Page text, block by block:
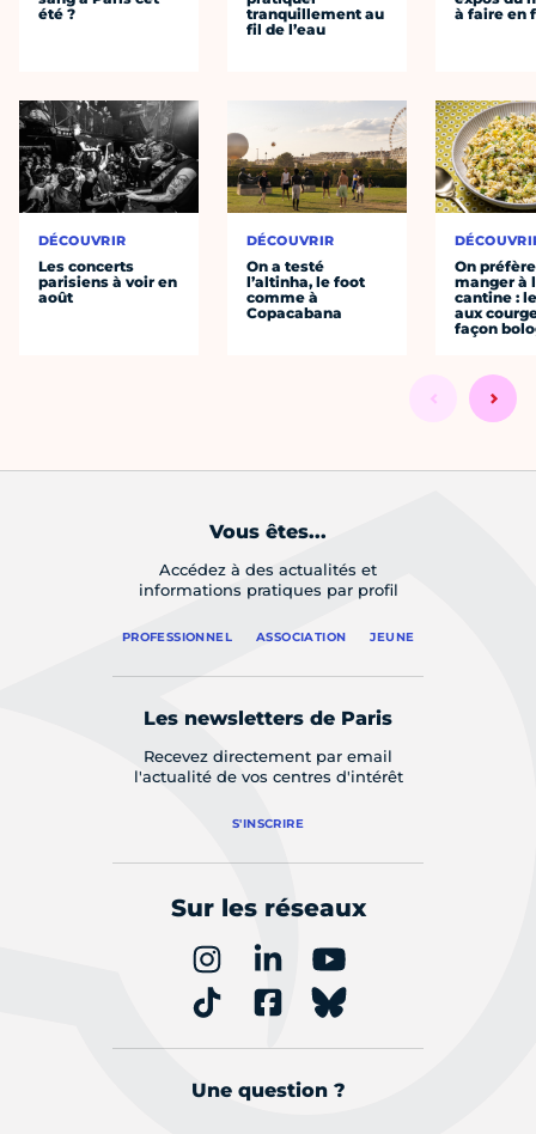
été ?
DÉCOUVRIR
Les concerts
parisiens à voir en
août
tranquillement au
fil de l’eau
DÉCOUVRIR
On a testé
l’altinha, le foot
comme à
Copacabana
à faire en
On préfère
manger à
cantine :
aux
façon
Vous êtes...
Accédez à des actualités et
informations pratiques par profil
PROFESSIONNEL ASSOCIATION JEUNE
Les newsletters de Paris
Recevez directement par email
l'actualité de vos centres d'intérêt
S'INSCRIRE
Sur les réseaux
Une question ?